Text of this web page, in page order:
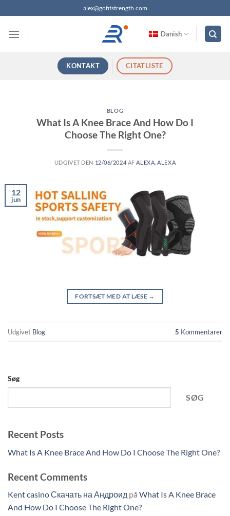
til
indhold
alex@gofitstrength.com
Danish
KONTAKT CITATLISTE
BLOG
What Is A Knee Brace And How Do I
Choose The Right One?
UDGIVET DEN 12/06/2024 AF ALEXA, ALEXA
12
jun
FORTSÆT MED AT LÆSE →
Udgivet Blog 5 Kommentarer
Søg
SØG
Recent Posts
What Is A Knee Brace And How Do I Choose The Right One?
Recent Comments
Kent casino Скачать на Андроид på What Is A Knee Brace
And How Do I Choose The Right One?